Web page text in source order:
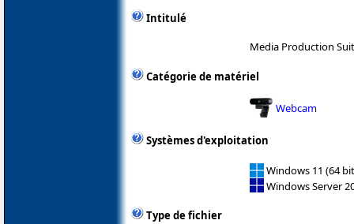
Intitulé
Media Production
Catégorie de matériel
Webcam
Systèmes d'exploitation
Windows 11 (64
Windows Server
Type de fichier